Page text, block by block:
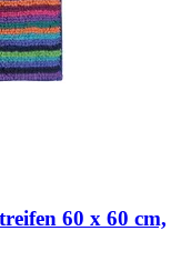
60 x 60 cm,